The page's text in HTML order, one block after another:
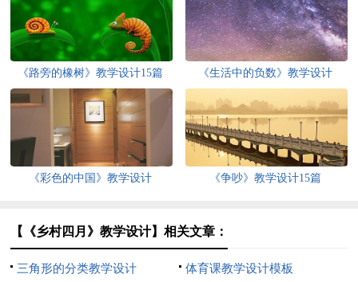
《路旁的橡树》教学设计15篇 《生活中的负数》教学设计
《彩色的中国》教学设计 《争吵》教学设计15篇
【《乡村四月》教学设计】相关文章：
三角形的分类教学设计
体育课教学设计模板